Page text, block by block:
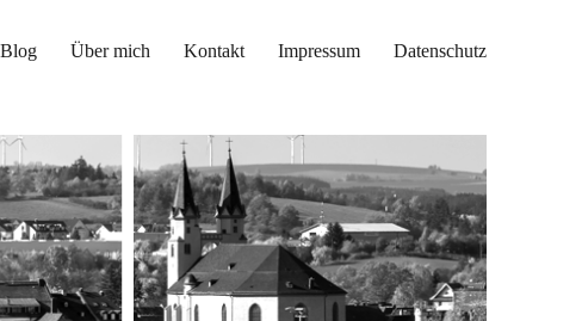
Blog Über mich Kontakt Impressum Datenschutz